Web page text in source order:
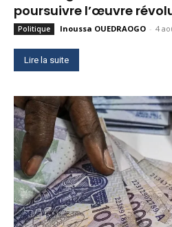
poursuivre l’œuvre
Politique Inoussa OUEDRAOGO - 4
Lire la suite